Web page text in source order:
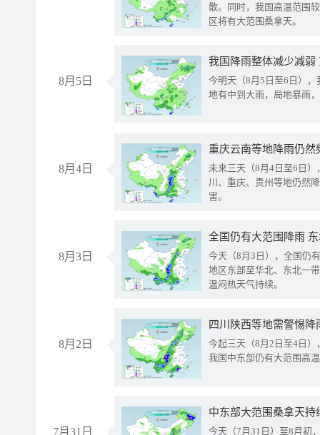
散。同时，我国高温范围
区将有大范围桑拿天。
8月5日
我国降雨整体减少减弱
今明天（8月5日至6日）
地有中到大雨，局地暴雨
8月4日
重庆云南等地降雨仍然
未来三天（8月4日至6日
川、重庆、贵州等地仍然
害。
8月3日
全国仍有大范围降雨
今天（8月3日），全国仍
地区东部至华北、东北一
温闷热天气持续。
8月2日
今起三天（8月2日至4日
我国中东部仍有大范围高
7月31日
中东部大范围桑拿天
今天（7月31日）至8月初